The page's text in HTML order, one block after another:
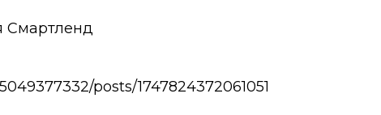
Смартленд
posts/1747824372061051